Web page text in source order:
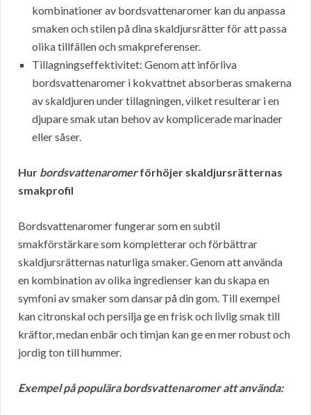
kombinationer av bordsvattenaromer kan du anpassa
smaken och stilen på dina skaldjursrätter för att passa
olika tillfällen och smakpreferenser.
Tillagningseffektivitet: Genom att införliva
bordsvattenaromer i kokvattnet absorberas smakerna
av skaldjuren under tillagningen, vilket resulterar i en
djupare smak utan behov av komplicerade marinader
eller såser.
Hur bordsvattenaromerförhöjer skaldjursrätternas
smakprofil
Bordsvattenaromer fungerar som en subtil
smakförstärkare som kompletterar och förbättrar
skaldjursrätternas naturliga smaker. Genom att använda
en kombination av olika ingredienser kan du skapa en
symfoni av smaker som dansar på din gom. Till exempel
kan citronskal och persilja ge en frisk och livlig smak till
kräftor, medan enbär och timjan kan ge en mer robust och
jordig ton till hummer.
Exempel på populära bordsvattenaromer att använda: